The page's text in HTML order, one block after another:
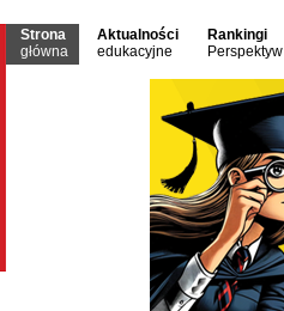
Strona
główna
Aktualności
edukacyjne
Rankingi
Perspektyw